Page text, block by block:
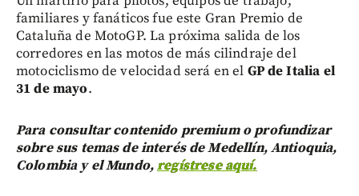
familiares y fanáticos fue este Gran Premio de
Cataluña de MotoGP. La próxima salida de los
corredores en las motos de más cilindraje del
motociclismo de velocidad será en el GP de Italia el
31 de mayo.
Para consultar contenido premium o profundizar
sobre sus temas de interés de Medellín, Antioquia,
Colombia y el Mundo,regístrese aquí.